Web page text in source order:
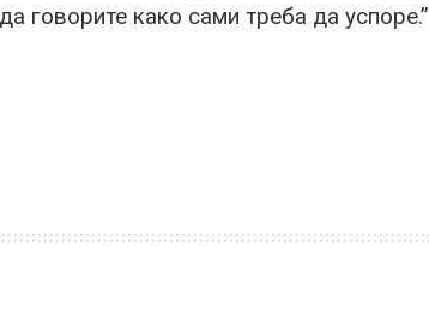
говорите како сами треба да успоре.”